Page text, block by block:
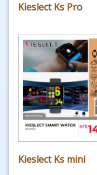
Kieslect Ks Pro
Kieslect Ks mini